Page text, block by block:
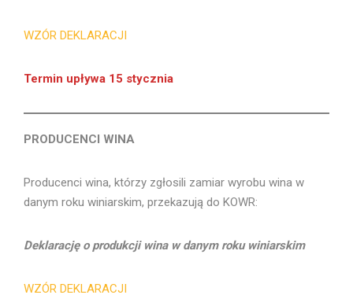
WZÓR DEKLARACJI
Termin upływa 15 stycznia
PRODUCENCI WINA
Producenci wina, którzy zgłosili zamiar wyrobu wina w
danym roku winiarskim, przekazują do KOWR:
Deklarację o produkcji wina w danym roku winiarskim
WZÓR DEKLARACJI